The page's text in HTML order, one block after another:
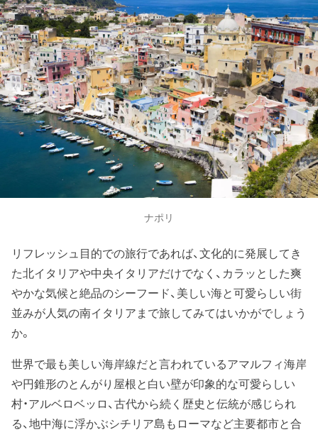
ナポリ
リフレッシュ目的での旅行であれば、文化的に発展してき
た北イタリアや中央イタリアだけでなく、カラッとした爽
やかな気候と絶品のシーフード、美しい海と可愛らしい街
並みが人気の南イタリアまで旅してみてはいかがでしょう
か。
世界で最も美しい海岸線だと言われているアマルフィ海岸
や円錐形のとんがり屋根と白い壁が印象的な可愛らしい
村・アルベロベッロ、古代から続く歴史と伝統が感じられ
る、地中海に浮かぶシチリア島もローマなど主要都市と合